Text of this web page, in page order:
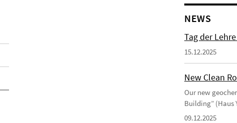
NEWS
Tag der
15.12.2025
New Clean
Our new
Building” (Haus
09.12.2025